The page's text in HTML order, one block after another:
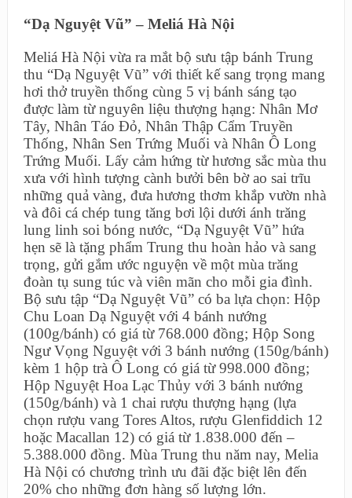
“Dạ Nguyệt Vũ” – Meliá Hà Nội
Meliá Hà Nội vừa ra mắt bộ sưu tập bánh Trung
thu “Dạ Nguyệt Vũ” với thiết kế sang trọng mang
hơi thở truyền thống cùng 5 vị bánh sáng tạo
được làm từ nguyên liệu thượng hạng: Nhân Mơ
Tây, Nhân Táo Đỏ, Nhân Thập Cẩm Truyền
Thống, Nhân Sen Trứng Muối và Nhân Ô Long
Trứng Muối. Lấy cảm hứng từ hương sắc mùa thu
xưa với hình tượng cành bưởi bên bờ ao sai trĩu
những quả vàng, đưa hương thơm khắp vườn nhà
và đôi cá chép tung tăng bơi lội dưới ánh trăng
lung linh soi bóng nước, “Dạ Nguyệt Vũ” hứa
hẹn sẽ là tặng phẩm Trung thu hoàn hảo và sang
trọng, gửi gắm ước nguyện về một mùa trăng
đoàn tụ sung túc và viên mãn cho mỗi gia đình.
Bộ sưu tập “Dạ Nguyệt Vũ” có ba lựa chọn: Hộp
Chu Loan Dạ Nguyệt với 4 bánh nướng
(100g/bánh) có giá từ 768.000 đồng; Hộp Song
Ngư Vọng Nguyệt với 3 bánh nướng (150g/bánh)
kèm 1 hộp trà Ô Long có giá từ 998.000 đồng;
Hộp Nguyệt Hoa Lạc Thủy với 3 bánh nướng
(150g/bánh) và 1 chai rượu thượng hạng (lựa
chọn rượu vang Tores Altos, rượu Glenfiddich 12
hoặc Macallan 12) có giá từ 1.838.000 đến –
5.388.000 đồng. Mùa Trung thu năm nay, Melia
Hà Nội có chương trình ưu đãi đặc biệt lên đến
20% cho những đơn hàng số lượng lớn.